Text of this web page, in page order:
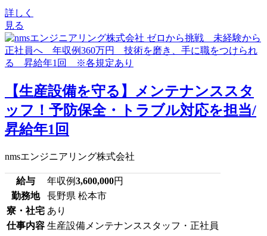
詳しく
見る
【生産設備を守る】メンテナンススタ
ッフ！予防保全・トラブル対応を担当/
昇給年1回
nmsエンジニアリング株式会社
給与 年収例3,600,000円
勤務地
長野県 松本市
寮・社宅 あり
仕事内容 生産設備メンテナンススタッフ・正社員